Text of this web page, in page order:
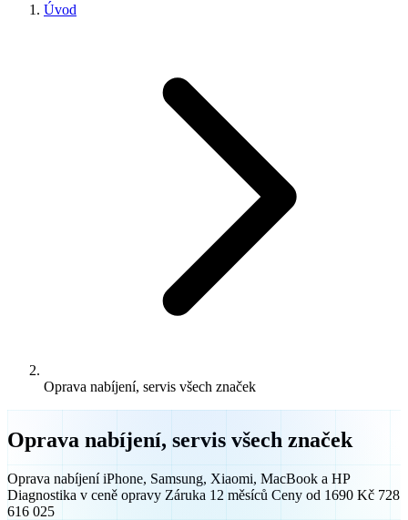
Úvod
Oprava nabíjení, servis všech značek
Oprava nabíjení, servis všech značek
Oprava nabíjení iPhone, Samsung, Xiaomi, MacBook a HP
Diagnostika v ceně opravy Záruka 12 měsíců Ceny od 1690 Kč 728
616 025